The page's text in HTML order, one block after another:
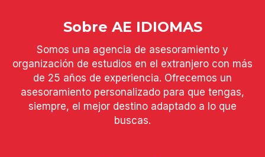
Sobre AE IDIOMAS
Somos una agencia de asesoramiento y
organización de estudios en el extranjero con más
de 25 años de experiencia. Ofrecemos un
asesoramiento personalizado para que tengas,
siempre, el mejor destino adaptado a lo que
buscas.